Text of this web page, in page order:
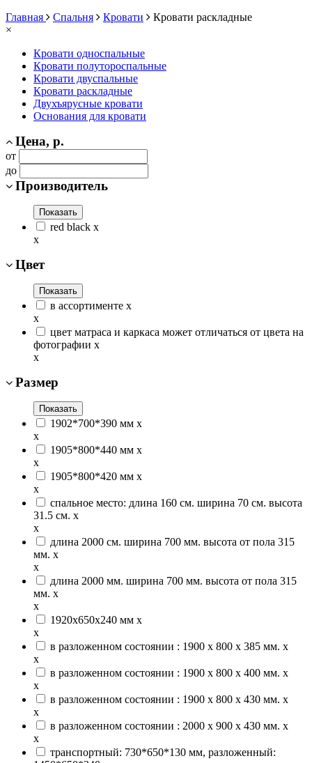
Главная
Спальня Кровати
Кровати раскладные
×
Кровати односпальные
Кровати полутороспальные
Кровати двуспальные
Кровати раскладные
Двухъярусные кровати
Основания для кровати
Цена, р.
от
до
Производитель
Показать
red black x
x
Цвет
Показать
в ассортименте x
x
цвет матраса и каркаса может отличаться от цвета на
фотографии x
x
Размер
Показать
1902*700*390 мм x
x
1905*800*440 мм x
x
1905*800*420 мм x
x
спальное место: длина 160 см. ширина 70 см. высота
31.5 см. x
x
длина 2000 см. ширина 700 мм. высота от пола 315
мм. x
x
длина 2000 мм. ширина 700 мм. высота от пола 315
мм. x
x
1920x650x240 мм x
x
в разложенном состоянии : 1900 х 800 х 385 мм. x
x
в разложенном состоянии : 1900 х 800 х 400 мм. x
x
в разложенном состоянии : 1900 х 800 х 430 мм. x
x
в разложенном состоянии : 2000 х 900 х 430 мм. x
x
транспортный: 730*650*130 мм, разложенный: